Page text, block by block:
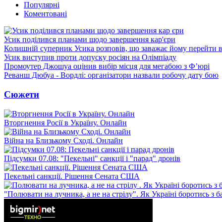
Популярні
Коментовані
Усик поділився планами щодо завершення кар'єри
Колишній суперник Усика розповів, що заважає йому перейти
Усик виступив проти допуску росіян на Олімпіаду
Промоутер Джошуа оцінив вибір місця для мегабою з Ф’юрі
Реванш Дюбуа - Вордлі: організатори назвали робочу дату бою
Сюжети
Вторгнення Росії в Україну. Онлайн
Війна на Близькому Сході. Онлайн
Підсумки 07.08: "Пекельні" санкції і "парад" дронів
Пекельні санкції. Рішення Сената США
"Полювати на лучника, а не на стрілу". Як Україні боротись з